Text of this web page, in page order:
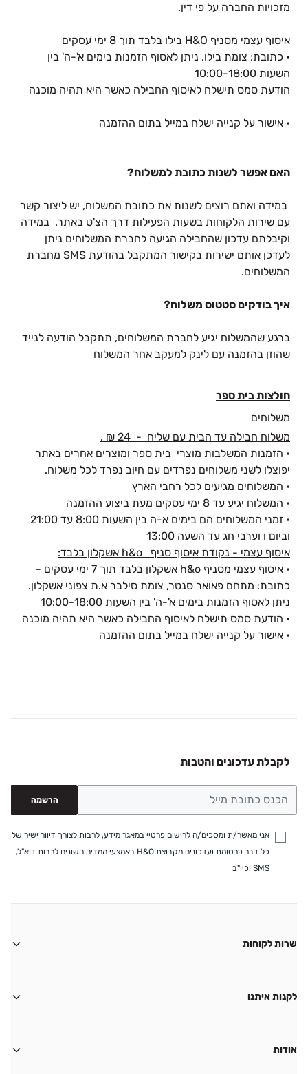
מזכויות החברה על פי דין.
איסוף עצמי מסניף H&O בילו בלבד תוך 8 ימי עסקים
• כתובת: צומת בילו. ניתן לאסוף הזמנות בימים א'-ה' בין
השעות 10:00-18:00
הודעת סמס תישלח לאיסוף החבילה כאשר היא תהיה מוכנה
• אישור על קנייה ישלח במייל בתום ההזמנה
האם אפשר לשנות כתובת למשלוח?
במידה ואתם רוצים לשנות את כתובת המשלוח, יש ליצור קשר
עם שירות הלקוחות בשעות הפעילות דרך הצ'ט באתר. במידה
וקיבלתם עדכון שהחבילה הגיעה לחברת המשלוחים ניתן
לעדכן אותם ישירות בקישור המתקבל בהודעת SMS מחברת
המשלוחים.
איך בודקים סטטוס משלוח?
ברגע שהמשלוח יגיע לחברת המשלוחים, תתקבל הודעה לנייד
שהוזן בהזמנה עם לינק למעקב אחר המשלוח
חולצות בית ספר
משלוחים
משלוח חבילה עד הבית עם שליח - 24 ₪ .
• הזמנות המשלבות מוצרי בית ספר ומוצרים אחרים באתר
יפוצלו לשני משלוחים נפרדים עם חיוב נפרד לכל משלוח.
• המשלוחים מגיעים לכל רחבי הארץ
• המשלוח יגיע עד 8 ימי עסקים מעת ביצוע ההזמנה
• זמני המשלוחים הם בימים א-ה בין השעות 8:00 עד 21:00
וביום ו וערבי חג עד השעה 13:00
איסוף עצמי - נקודת איסוף סניף h&o אשקלון בלבד:
• איסוף עצמי מסניף h&o אשקלון בלבד תוך 7 ימי עסקים -
כתובת: מתחם פאואר סנטר, צומת סילבר א.ת צפוני אשקלון.
ניתן לאסוף הזמנות בימים א'-ה' בין השעות 10:00-18:00
• הודעת סמס תישלח לאיסוף החבילה כאשר היא תהיה מוכנה
• אישור על קנייה ישלח במייל בתום ההזמנה
לקבלת עדכונים והטבות
הרשמה
אני מאשר/ת ומסכים/ה לרישום פרטיי במאגר מידע, לרבות לצורך דיוור ישיר של
כל דבר פרסומת ועדכונים מקבוצת H&O באמצעי המדיה השונים לרבות דוא"ל,
SMS וכיו"ב
שרות לקוחות
החזרות
לקנות איתנו
גיפט קארד
אודות